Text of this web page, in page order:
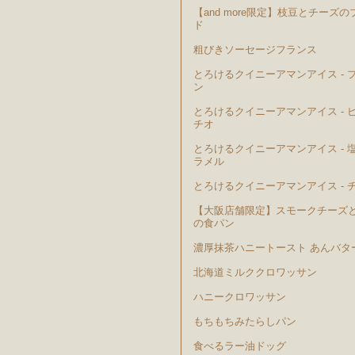
【and more限定】枝豆とチーズの
ド
粗びきソーセージフランス
とろけるクイニーアマンアイス -
ン
とろけるクイニーアマンアイス -
チオ
とろけるクイニーアマンアイス -
ラメル
とろけるクイニーアマンアイス -
【大阪店舗限定】スモークチーズ
の食パン
濃厚抹茶ハニートースト あんバタ
北海道ミルククロワッサン
ハニークロワッサン
もちもちみたらしパン
食べるラー油ドッグ